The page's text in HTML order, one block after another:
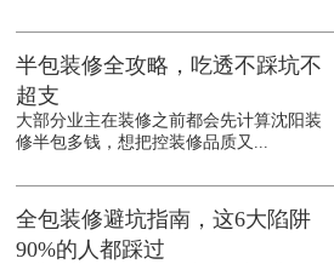
半包装修全攻略，吃透不踩坑不
超支
大部分业主在装修之前都会先计算沈阳装
修半包多钱，想把控装修品质又...
全包装修避坑指南，这6大陷阱
90%的人都踩过